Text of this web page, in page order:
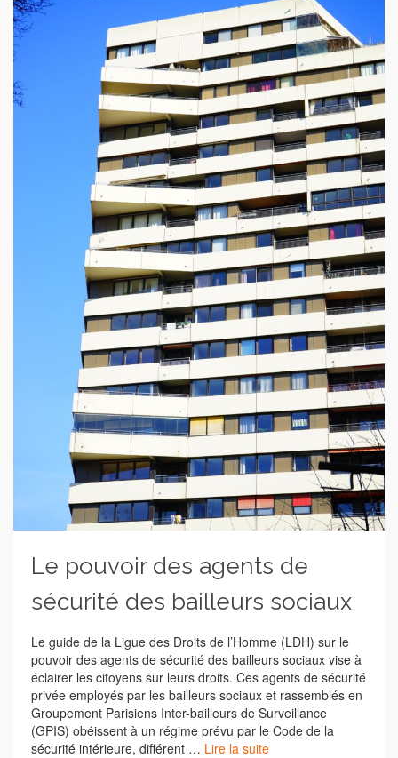
Le pouvoir des agents de
sécurité des bailleurs sociaux
Le guide de la Ligue des Droits de l’Homme (LDH) sur le
pouvoir des agents de sécurité des bailleurs sociaux vise à
éclairer les citoyens sur leurs droits. Ces agents de sécurité
privée employés par les bailleurs sociaux et rassemblés en
Groupement Parisiens Inter-bailleurs de Surveillance
(GPIS) obéissent à un régime prévu par le Code de la
sécurité intérieure, différent … Lire la suite